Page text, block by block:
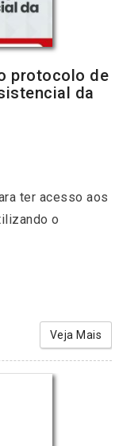
protocolo de
da
ter acesso aos
o
Veja Mais